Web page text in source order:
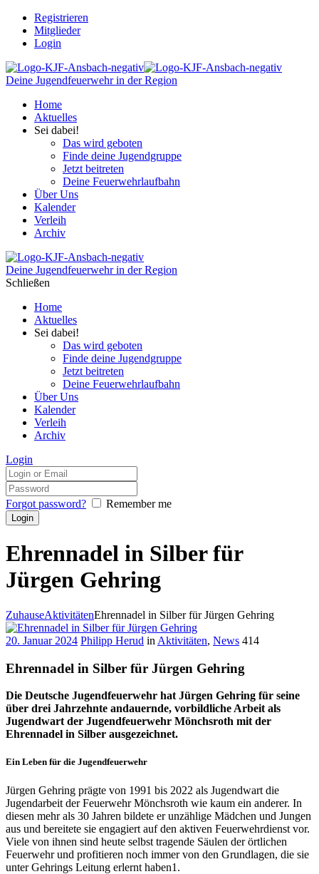
Registrieren
Mitglieder
Login
Deine Jugendfeuerwehr in der Region
Home
Aktuelles
Sei dabei!
Das wird geboten
Finde deine Jugendgruppe
Jetzt beitreten
Deine Feuerwehrlaufbahn
Über Uns
Kalender
Verleih
Archiv
Deine Jugendfeuerwehr in der Region
Schließen
Home
Aktuelles
Sei dabei!
Das wird geboten
Finde deine Jugendgruppe
Jetzt beitreten
Deine Feuerwehrlaufbahn
Über Uns
Kalender
Verleih
Archiv
Login
Forgot password? Remember me
Ehrennadel in Silber für
Jürgen Gehring
ZuhauseAktivitätenEhrennadel in Silber für Jürgen Gehring
20. Januar 2024 Philipp Herud in Aktivitäten, News 414
Ehrennadel in Silber für Jürgen Gehring
Die Deutsche Jugendfeuerwehr hat Jürgen Gehring für seine
über drei Jahrzehnte andauernde, vorbildliche Arbeit als
Jugendwart der Jugendfeuerwehr Mönchsroth mit der
Ehrennadel in Silber ausgezeichnet.
Ein Leben für die Jugendfeuerwehr
Jürgen Gehring prägte von 1991 bis 2022 als Jugendwart die
Jugendarbeit der Feuerwehr Mönchsroth wie kaum ein anderer. In
diesen mehr als 30 Jahren bildete er unzählige Mädchen und Jungen
aus und bereitete sie engagiert auf den aktiven Feuerwehrdienst vor.
Viele von ihnen sind heute selbst tragende Säulen der örtlichen
Feuerwehr und profitieren noch immer von den Grundlagen, die sie
unter Gehrings Leitung erlernt haben1 .